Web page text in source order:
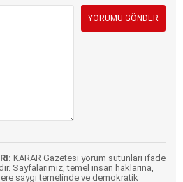
KARAR Gazetesi yorum sütunları ifade
Sayfalarımız, temel insan haklarına,
saygı temelinde ve demokratik